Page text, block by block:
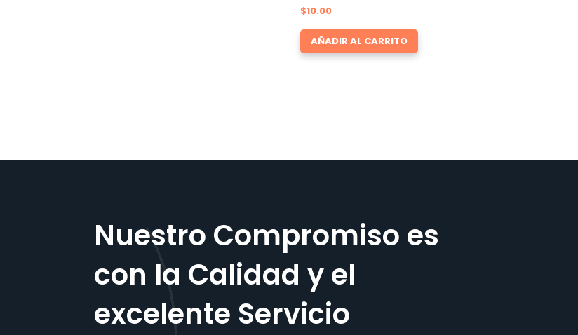
$10.00
AÑADIR AL CARRITO
Nuestro Compromiso es
con la Calidad y el
excelente Servicio